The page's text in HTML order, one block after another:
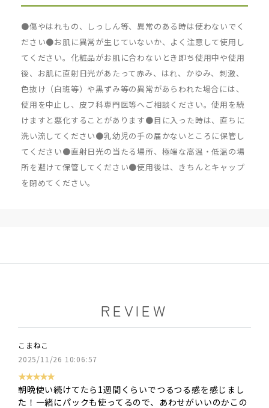
●傷やはれもの、しっしん等、異常のある時は使わないでく
ださい●お肌に異常が生じていないか、よく注意して使用し
てください。化粧品がお肌に合わないとき即ち使用中や使用
後、お肌に直射日光があたって赤み、はれ、かゆみ、刺激、
色抜け（白斑等）や黒ずみ等の異常があらわれた場合には、
使用を中止し、皮フ科専門医等へご相談ください。使用を続
けますと悪化することがあります●目に入った時は、直ちに
洗い流してください●乳幼児の手の届かないところに保管し
てください●直射日光の当たる場所、極端な高温・低温の場
所を避けて保管してください●使用後は、きちんとキャップ
を閉めてください。
REVIEW
こまねこ
2025/11/26 10:06:57
★★★★★
朝晩使い続けてたら1週間くらいでつるつる感を感じまし
た！一緒にパックも使ってるので、あわせがいいのかこの